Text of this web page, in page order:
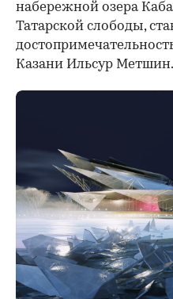
набережной озера
Татарской слободы,
Казани Ильсур Метшин.